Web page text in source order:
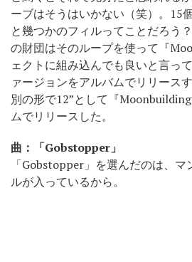
ーブはそうはいかない（笑）。15
と幾つかのフィルってことだろう
の財団はそのループを使って『
ェクトに組み込んでも良いと言っ
ァージョンをアルバムでリリース
別の形で12”として『
ムでリリースした。
曲：「Gobstopper」
「Gobstopper」を選んだのは、
ルが入っているから。